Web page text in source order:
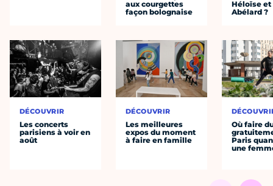
DÉCOUVRIR
Les concerts
parisiens à voir en
août
aux courgettes
façon bolognaise
DÉCOUVRIR
Les meilleures
expos du moment
à faire en famille
Héloïse et
Abélard ?
Où faire
Paris
une